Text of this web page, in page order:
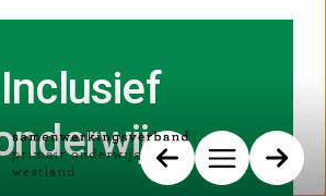
Inclusief